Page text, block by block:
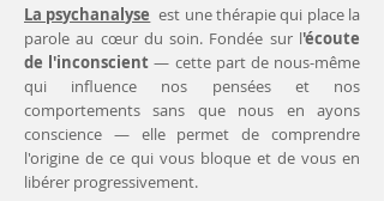
La psychanalyse est une thérapie qui place la
parole au cœur du soin. Fondée sur l'écoute
de l'inconscient— cette part de nous-même
qui influence nos pensées et nos
comportements sans que nous en ayons
conscience — elle permet de comprendre
l'origine de ce qui vous bloque et de vous en
libérer progressivement.